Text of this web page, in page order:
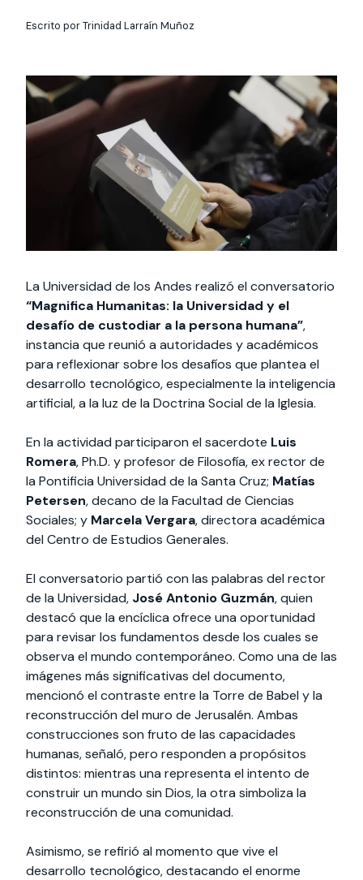
Especialidades y
Te puede interesar: International students Facultades
sociedad
Te puede interesar: Filantropía y Donaciones
intercambio
Te puede
interesar:
Explora el campus
Noticias
estudiantiles
Escrito por Trinidad Larraín Muñoz
La Universidad de los Andes realizó el conversatorio
“Magnifica Humanitas: la Universidad y el
desafío de custodiar a la persona humana”,
instancia que reunió a autoridades y académicos
para reflexionar sobre los desafíos que plantea el
desarrollo tecnológico, especialmente la inteligencia
artificial, a la luz de la Doctrina Social de la Iglesia.
En la actividad participaron el sacerdote Luis
Romera, Ph.D. y profesor de Filosofía, ex rector de
la Pontificia Universidad de la Santa Cruz; Matías
Petersen, decano de la Facultad de Ciencias
Sociales; y Marcela Vergara, directora académica
del Centro de Estudios Generales.
El conversatorio partió con las palabras del rector
de la Universidad, José Antonio Guzmán, quien
destacó que la encíclica ofrece una oportunidad
para revisar los fundamentos desde los cuales se
observa el mundo contemporáneo. Como una de las
imágenes más significativas del documento,
mencionó el contraste entre la Torre de Babel y la
reconstrucción del muro de Jerusalén. Ambas
construcciones son fruto de las capacidades
humanas, señaló, pero responden a propósitos
distintos: mientras una representa el intento de
construir un mundo sin Dios, la otra simboliza la
reconstrucción de una comunidad.
Asimismo, se refirió al momento que vive el
desarrollo tecnológico, destacando el enorme